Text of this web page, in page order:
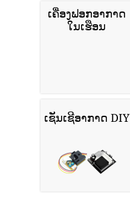
ເຄື່ອງຟອກອາກາດ
ໃນເຮືອນ
ເຊັນເຊີອາກາດ DIY